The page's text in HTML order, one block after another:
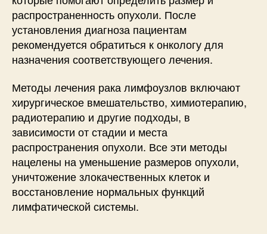
распространенность опухоли. После
установления диагноза пациентам
рекомендуется обратиться к онкологу для
назначения соответствующего лечения.
Методы лечения рака лимфоузлов включают
хирургическое вмешательство, химиотерапию,
радиотерапию и другие подходы, в
зависимости от стадии и места
распространения опухоли. Все эти методы
нацелены на уменьшение размеров опухоли,
уничтожение злокачественных клеток и
восстановление нормальных функций
лимфатической системы.